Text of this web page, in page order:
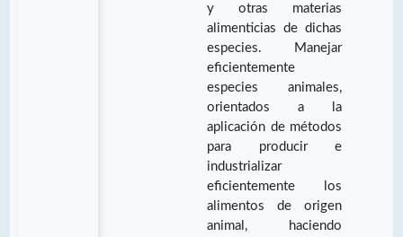
y otras materias
alimenticias de dichas
especies. Manejar
eficientemente
especies animales,
orientados a la
aplicación de métodos
para producir e
industrializar
eficientemente los
alimentos de origen
animal, haciendo